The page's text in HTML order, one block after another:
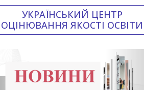
УКРАЇНСЬКИЙ ЦЕНТР
ОЦІНЮВАННЯ ЯКОСТІ ОСВІТИ